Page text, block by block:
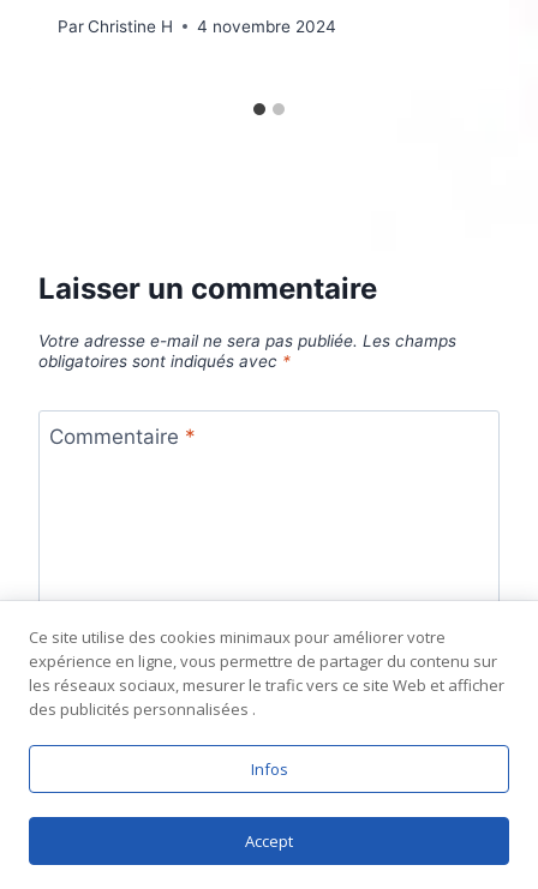
ParChristine H 4 novembre 2024
Laisser un commentaire
Votre adresse e-mail ne sera pas publiée. Les champs
obligatoires sont indiqués avec *
Commentaire *
Ce site utilise des cookies minimaux pour améliorer votre
expérience en ligne, vous permettre de partager du contenu sur
les réseaux sociaux, mesurer le trafic vers ce site Web et afficher
des publicités personnalisées .
Infos
Accept